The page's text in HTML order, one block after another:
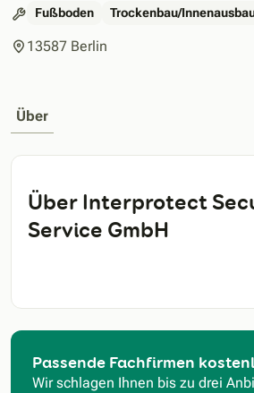
Fußboden Trockenbau/
13587 Berlin
Über
Über Interprotect
Service GmbH
Passende Fachfirmen
Wir schlagen Ihnen bis zu drei